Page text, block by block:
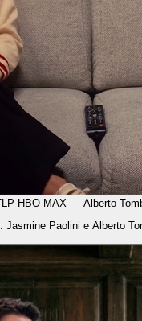
HBO MAX — Alberto
Jasmine Paolini e Alberto